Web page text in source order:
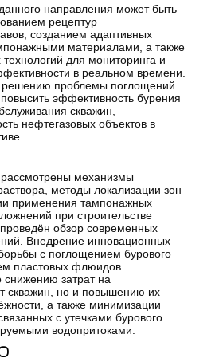
направления может быть
рецептур
созданием адаптивных
материалами, а также
для мониторинга и
в реальном времени.
решению проблемы поглощений
эффективность бурения
скважин,
нефтегазовых объектов в
механизмы
методы локализации зон
применения тампонажных
при строительстве
обзор современных
Внедрение инновационных
с поглощением бурового
пластовых флюидов
снижению затрат на
скважин, но и повышению их
а также минимизации
с утечками бурового
водопритоками.